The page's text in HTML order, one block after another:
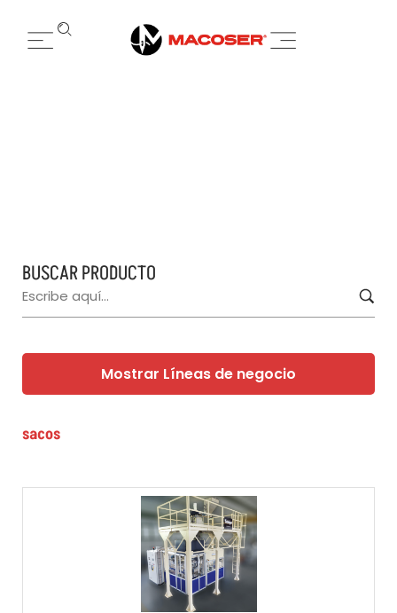
BUSCAR PRODUCTO
Mostrar Líneas de negocio
sacos